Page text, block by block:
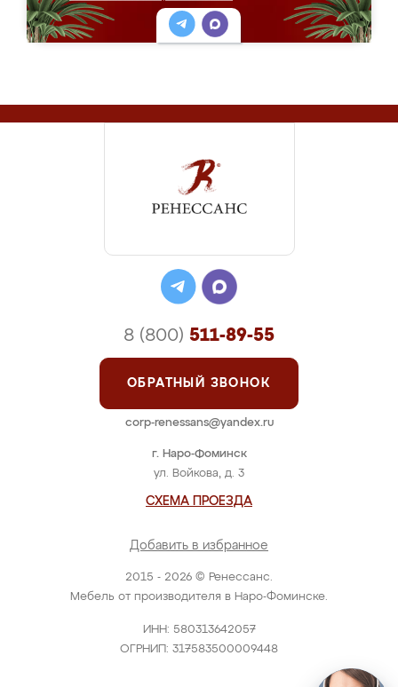
2015 - 2026 © Ренессанс.
Мебель от производителя в Наро-Фоминске.
ИНН: 580313642057
ОГРНИП: 317583500009448
г. Наро-Фоминск
ул. Войкова, д. 3
СХЕМА ПРОЕЗДА
Добавить в избранное
8 (800) 511-89-55
ОБРАТНЫЙ ЗВОНОК
corp-renessans@yandex.ru